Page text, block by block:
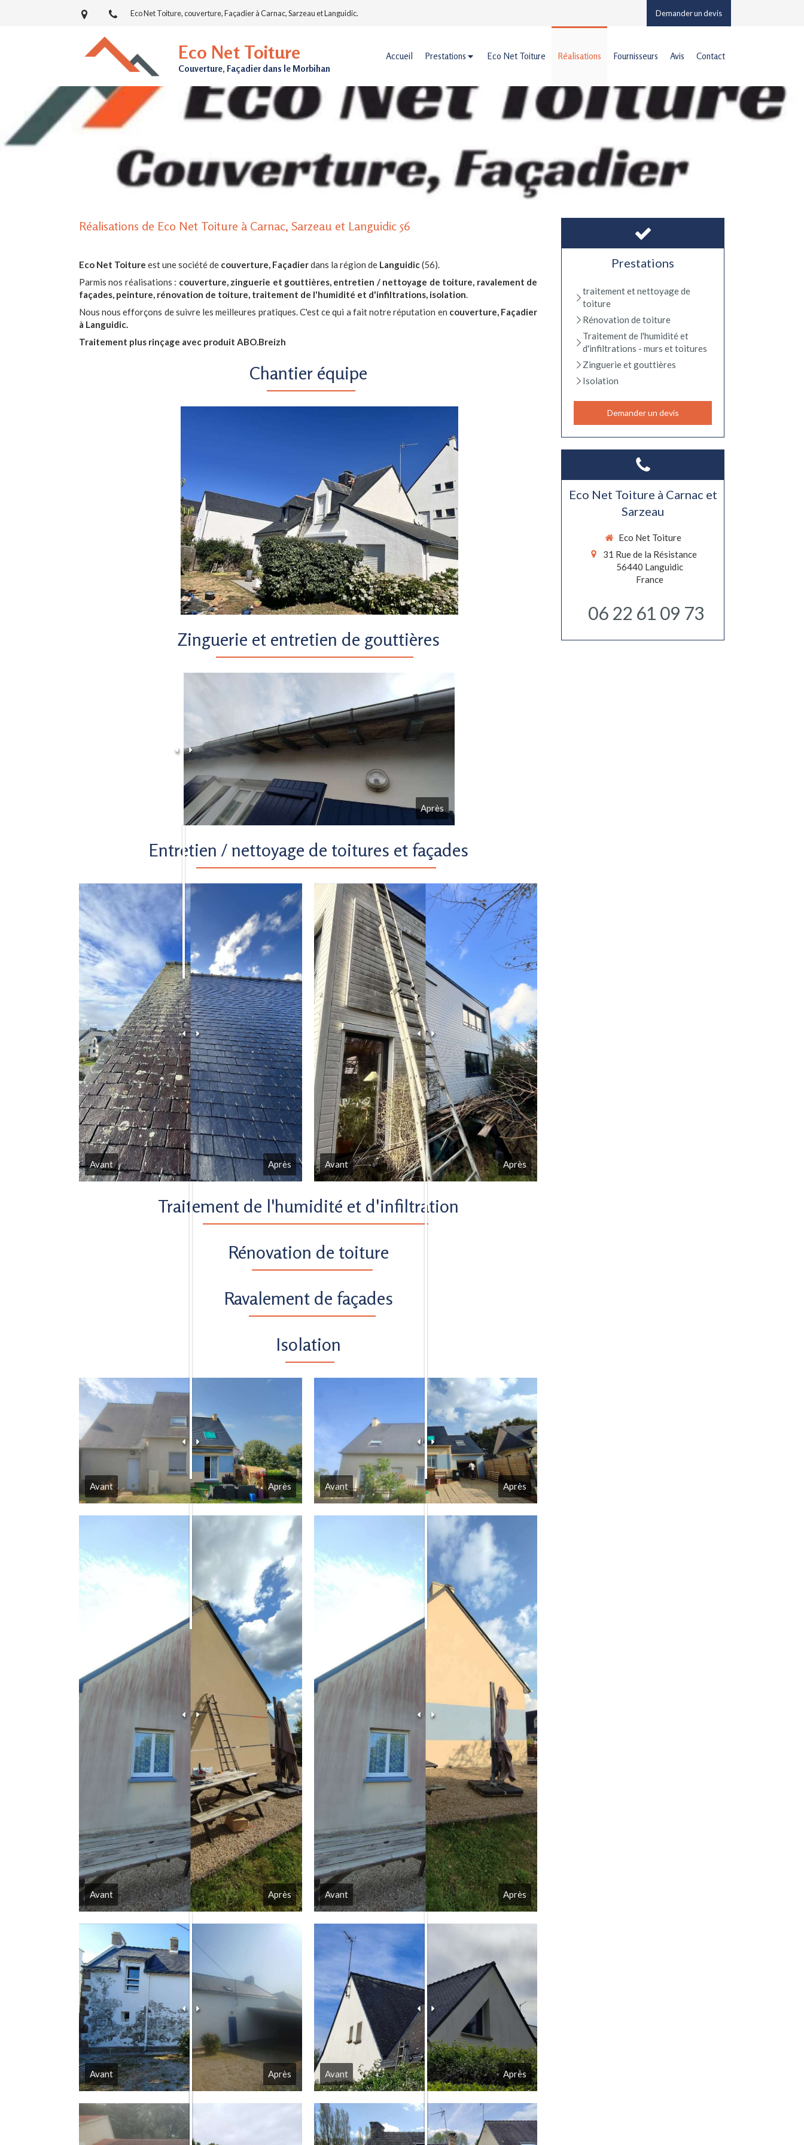
Eco Net Toiture, couverture, Façadier à Carnac, Sarzeau et Languidic. Demander un devis
Accueil Prestations Eco Net Toiture Réalisations Fournisseurs Avis Contact
Eco Net Toiture
Couverture, Façadier dans le Morbihan
Réalisations de Eco Net Toiture à Carnac, Sarzeau et Languidic 56
Eco Net Toiture est une société de couverture, Façadierdans la région de Languidic(56).
Parmis nos réalisations : couverture, zinguerie et gouttières, entretien / nettoyage de toiture, ravalement de
façades, peinture, rénovation de toiture, traitement de l'humidité et d'infiltrations, isolation.
Nous nous efforçons de suivre les meilleures pratiques. C'est ce qui a fait notre réputation en couverture, Façadier
à Languidic.
Traitement plus rinçage avec produit ABO.Breizh
Chantier équipe
Zinguerie et entretien de gouttières
Après
Entretien / nettoyage de toitures et façades
Avant Après Avant Après
Traitement de l'humidité et d'infiltration
Rénovation de toiture
Ravalement de façades
Isolation
Avant Après
Avant Après
Avant Après
Avant Après
Avant Après
Avant Après
Prestations
traitement et nettoyage de
toiture
Rénovation de toiture
Traitement de l'humidité et
d'infiltrations - murs et toitures
Zinguerie et gouttières
Isolation
Demander un devis
Eco Net Toiture à Carnac et
Sarzeau
Eco Net Toiture
31 Rue de la Résistance
56440 Languidic
France
06 22 61 09 73